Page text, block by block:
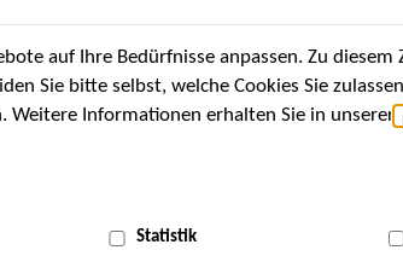
Über uns Aktuelles
auf Ihre Bedürfnisse anpassen. Zu diesem
Sie bitte selbst, welche Cookies Sie
Weitere Informationen erhalten Sie in unserer
Statistik